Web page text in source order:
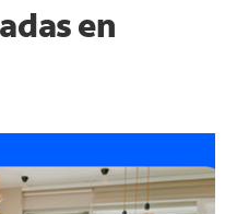
en